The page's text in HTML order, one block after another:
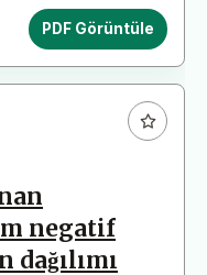
PDF Görüntüle
negatif